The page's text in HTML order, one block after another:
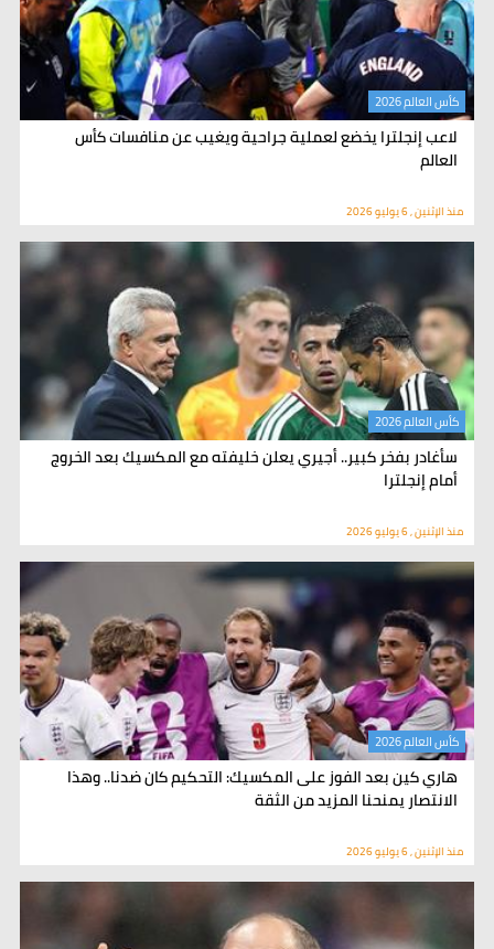
لاعب إنجلترا يخضع لعملية جراحية ويغيب عن منافسات كأس
العالم
كأس العالم 2026
منذ الإثنين , 6 يوليو 2026
سأغادر بفخر كبير.. أجيري يعلن خليفته مع المكسيك بعد الخروج
أمام إنجلترا
كأس العالم 2026
منذ الإثنين , 6 يوليو 2026
هاري كين بعد الفوز على المكسيك: التحكيم كان ضدنا.. وهذا
الانتصار يمنحنا المزيد من الثقة
كأس العالم 2026
منذ الإثنين , 6 يوليو 2026